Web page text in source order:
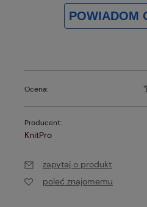
POWIADOM
Ocena:
Producent:
KnitPro
zapytaj o produkt
poleć znajomemu